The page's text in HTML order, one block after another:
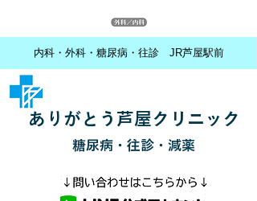
内科・外科・糖尿病・往診 JR芦屋駅前
ありがとう芦屋クリニック
糖尿病・往診・減薬